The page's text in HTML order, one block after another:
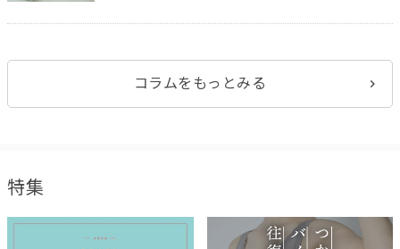
コラムをもっとみる
特集